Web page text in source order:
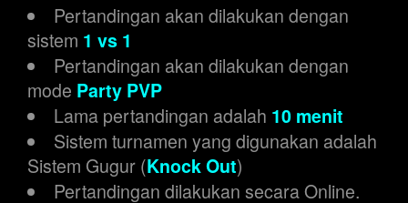
Pertandingan akan dilakukan dengan
sistem 1 vs 1
Pertandingan akan dilakukan dengan
mode Party PVP
Lama pertandingan adalah 10 menit
Sistem turnamen yang digunakan adalah
Sistem Gugur (Knock Out)
Pertandingan dilakukan secara Online.